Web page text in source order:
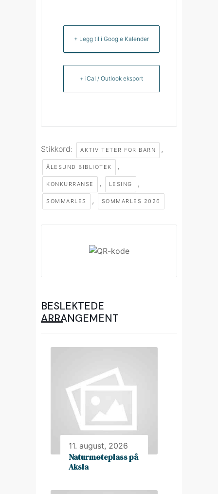
+ Legg til i Google Kalender
+ iCal / Outlook eksport
Stikkord: AKTIVITETER FOR BARN ,
ÅLESUND BIBLIOTEK ,
KONKURRANSE , LESING ,
SOMMARLES , SOMMARLES 2026
BESLEKTEDE
ARRANGEMENT
11. august, 2026
Naturmøteplass på
Aksla